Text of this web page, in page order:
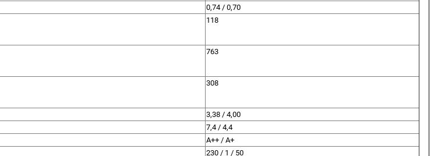
0
,
3
0,74 / 0,70
118
763
308
3,38 / 4,00
7,4 / 4,4
A++ / A+
230 / 1 / 50